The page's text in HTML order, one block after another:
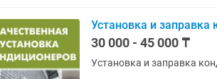
Установка и
30 000 - 45 000 ₸
Установка и заправка